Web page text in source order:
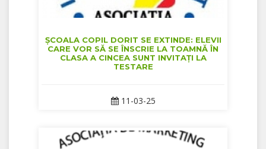
ȘCOALA COPIL DORIT SE EXTINDE: ELEVII
CARE VOR SĂ SE ÎNSCRIE LA TOAMNĂ ÎN
CLASA A CINCEA SUNT INVITAȚI LA
TESTARE
11-03-25